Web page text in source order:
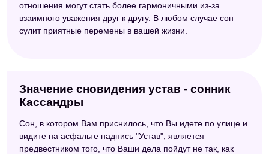
отношения могут стать более гармоничными из-за
взаимного уважения друг к другу. В любом случае сон
сулит приятные перемены в вашей жизни.
Значение сновидения устав - сонник
Кассандры
Сон, в котором Вам приснилось, что Вы идете по улице и
видите на асфальте надпись "Устав", является
предвестником того, что Ваши дела пойдут не так, как